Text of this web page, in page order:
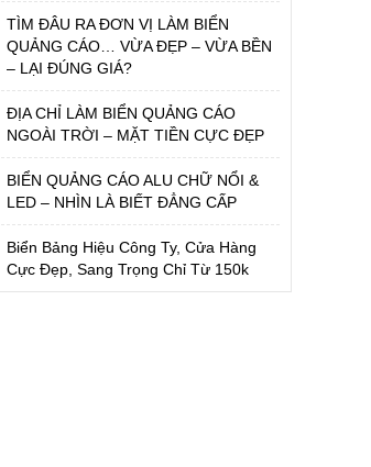
TÌM ĐÂU RA ĐƠN VỊ LÀM BIỂN
QUẢNG CÁO… VỪA ĐẸP – VỪA BỀN
– LẠI ĐÚNG GIÁ?
ĐỊA CHỈ LÀM BIỂN QUẢNG CÁO
NGOÀI TRỜI – MẶT TIỀN CỰC ĐẸP
BIỂN QUẢNG CÁO ALU CHỮ NỔI &
LED – NHÌN LÀ BIẾT ĐẲNG CẤP
Biển Bảng Hiệu Công Ty, Cửa Hàng
Cực Đẹp, Sang Trọng Chỉ Từ 150k